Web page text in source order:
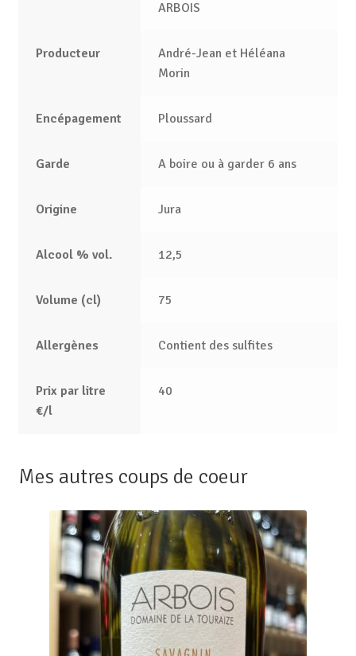
ARBOIS
Producteur
André-Jean et Héléana
Morin
Encépagement Ploussard
Garde A boire ou à garder 6 ans
Origine Jura
Alcool % vol. 12,5
Volume (cl) 75
Allergènes Contient des sulfites
Prix par litre
€/l
40
Mes autres coups de coeur